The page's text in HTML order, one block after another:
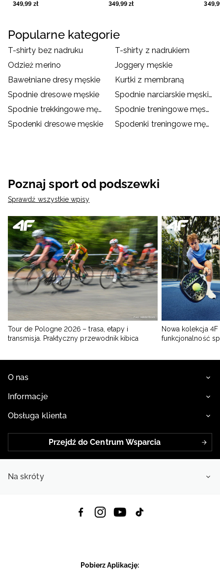
349,99 zł
349,99 zł
349,
Popularne kategorie
T-shirty bez nadruku
T-shirty z nadrukiem
Odzież merino
Joggery męskie
Bawełniane dresy męskie
Kurtki z membraną
Spodnie dresowe męskie
Spodnie narciarskie męskie
Spodnie trekkingowe męskie
Spodnie treningowe męskie
Spodenki dresowe męskie
Spodenki treningowe męskie
Poznaj sport od podszewki
Sprawdź wszystkie wpisy
Tour de Pologne 2026 – trasa, etapy i
transmisja. Praktyczny przewodnik kibica
Nowa kolekcja
funkcjonalność
O nas
Informacje
Obsługa klienta
Przejdź do Centrum Wsparcia
Na skróty
Pobierz Aplikację: